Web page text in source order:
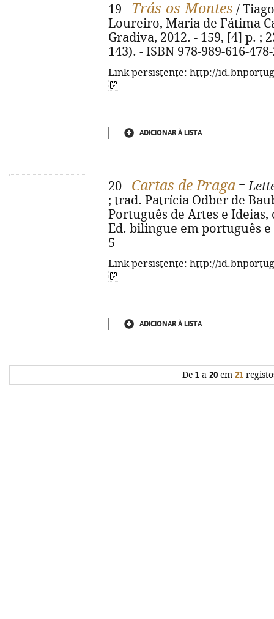
19 - Trás-os-Montes /
Loureiro, Maria de Fátima
Gradiva, 2012. - 159, [4] p. ;
143). - ISBN 978-989-616-
Link persistente: http://
ADICIONAR À LISTA
20 - Cartas de Praga =
; trad. Patrícia Odber de
Português de Artes e Ideias,
Ed. bilingue em português e
5
Link persistente: http://
ADICIONAR À LISTA
De 1a 20em 21